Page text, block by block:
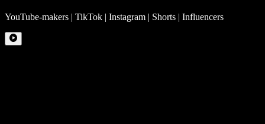
YouTube-makers | TikTok | Instagram | Shorts | Influencers